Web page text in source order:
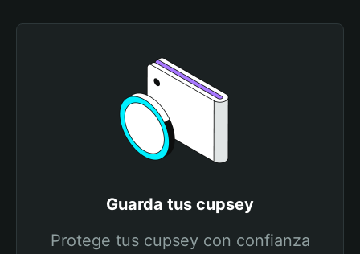
Guarda tus cupsey
Protege tus cupsey con confianza